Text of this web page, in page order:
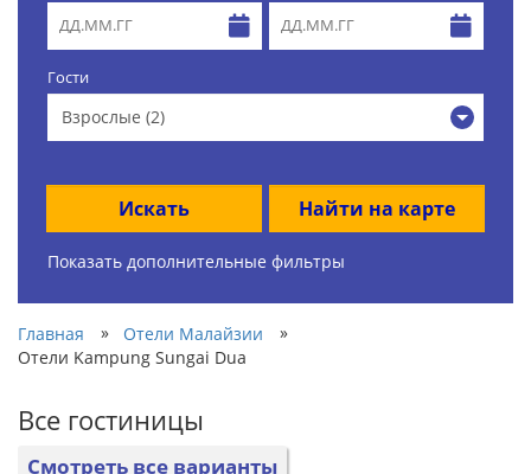
Гости
Взрослые (2)
Искать Найти на карте
Показать дополнительные фильтры
Главная » Отели Малайзии
»
Отели Kampung Sungai Dua
Все гостиницы
Смотреть все варианты